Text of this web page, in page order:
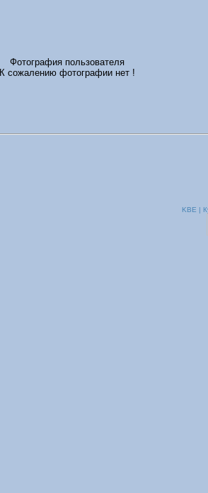
Фотография пользователя
К сожалению фотографии нет !
KBE |